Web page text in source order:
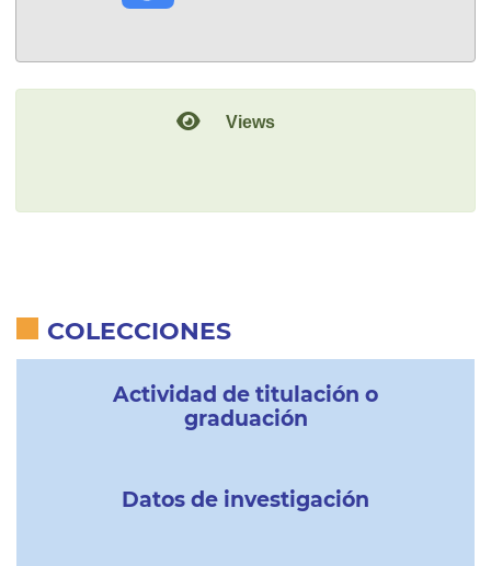
Views
COLECCIONES
Actividad de titulación o
graduación
Datos de investigación